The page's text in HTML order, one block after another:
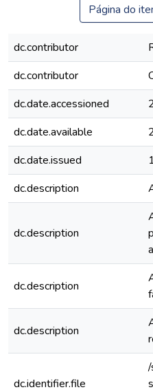
Página do
dc.contributor
dc.contributor
dc.date.accessioned
dc.date.available
dc.date.issued
dc.description
dc.description
dc.description
dc.description
dc.identifier.file